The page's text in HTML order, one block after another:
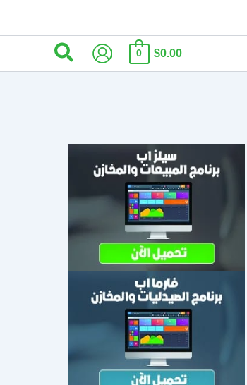
$0.00
0 البحث